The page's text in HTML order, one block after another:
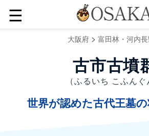
☰
大阪府 > 富田林・河内
古市古墳
（ふるいち こふんぐ
世界が認めた古代王墓